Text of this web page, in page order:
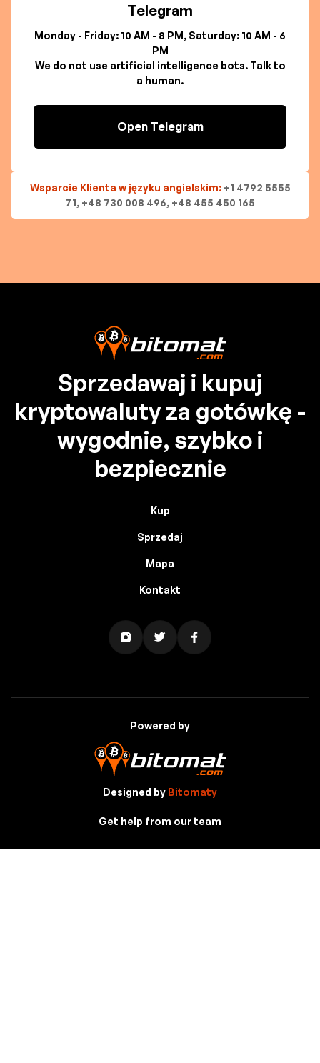
Telegram
Monday - Friday: 10 AM - 8 PM, Saturday: 10 AM - 6
PM
We do not use artificial intelligence bots. Talk to
a human.
Open Telegram
Wsparcie Klienta w języku angielskim: +1 4792 5555
71, +48 730 008 496, +48 455 450 165
Sprzedawaj i kupuj
kryptowaluty za gotówkę -
wygodnie, szybko i
bezpiecznie
Kup
Sprzedaj
Mapa
Kontakt
Powered by
Designed by Bitomaty
Get help from our team